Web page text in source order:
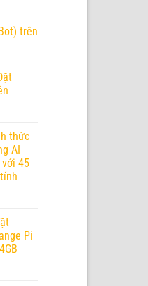
trên
thức
AI
45
Pi